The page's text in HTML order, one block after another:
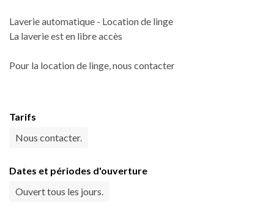
Laverie automatique - Location de linge
La laverie est en libre accès
Pour la location de linge, nous contacter
Tarifs
Nous contacter.
Dates et périodes d'ouverture
Ouvert tous les jours.